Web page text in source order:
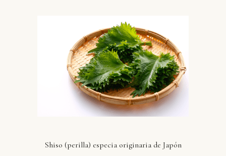
Shiso (perilla) especia originaria de Japón